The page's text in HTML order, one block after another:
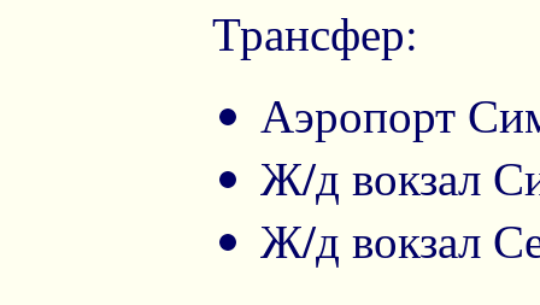
Трансфер:
Аэропорт
Ж/д вокзал
Ж/д вокзал